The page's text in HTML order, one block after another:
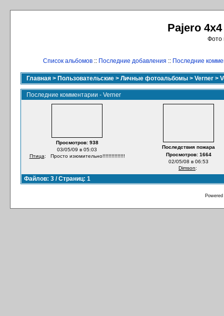
Pajero
Фото
Список альбомов :: Последние добавления :: Последние
Главная > Пользовательские > Личные фотоальбомы > Verner >
Последние комментарии - Verner
Просмотров: 938
03/05/09 в 05:03
Птица: Просто изюмительно!!!!!!!!!!!!!!!
Последствия пожара
Просмотров: 1664
02/05/08 в 06:53
Dimson:
Файлов: 3 / Страниц: 1